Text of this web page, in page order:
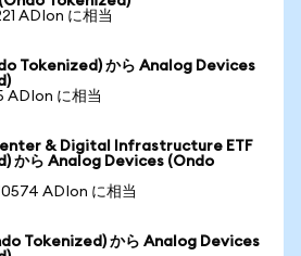
ADIon に相当
Tokenized) から Analog Devices
ADIon に相当
& Digital Infrastructure ETF
から Analog Devices (Ondo
ADIon に相当
Tokenized) から Analog Devices